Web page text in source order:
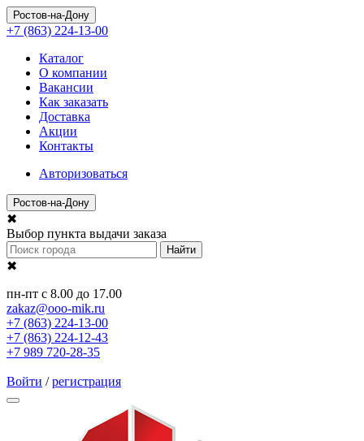
Ростов-на-Дону
+7 (863) 224-13-00
Каталог
О компании
Вакансии
Как заказать
Доставка
Акции
Контакты
Авторизоваться
Ростов-на-Дону
✖
Выбор пункта выдачи заказа
Найти
✖
пн-пт с 8.00 до 17.00
zakaz@ooo-mik.ru
+7 (863) 224-13-00
+7 (863) 224-12-43
+7 989 720-28-35
Войти /регистрация